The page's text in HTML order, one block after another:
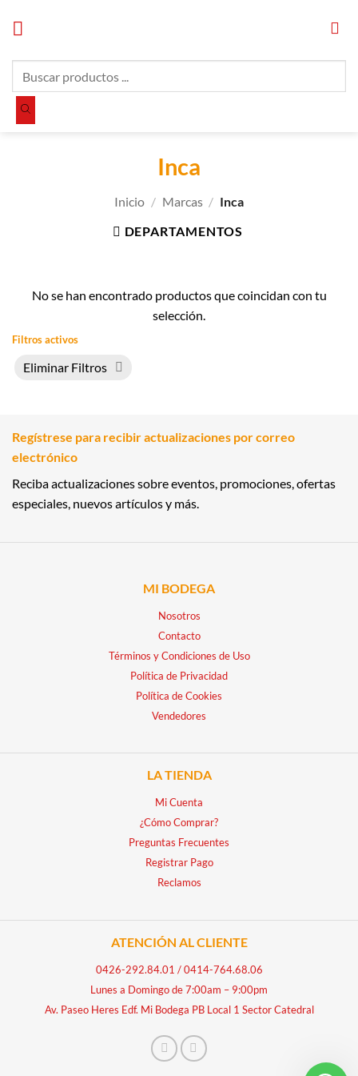
productos
Inca
Inicio / Marcas / Inca
DEPARTAMENTOS
No se han encontrado productos que coincidan con tu
selección.
Filtros activos
Eliminar Filtros
Regístrese para recibir actualizaciones por correo
electrónico
Reciba actualizaciones sobre eventos, promociones, ofertas
especiales, nuevos artículos y más.
MI BODEGA
Nosotros
Contacto
Términos y Condiciones de Uso
Política de Privacidad
Política de Cookies
Vendedores
LA TIENDA
Mi Cuenta
¿Cómo Comprar?
Preguntas Frecuentes
Registrar Pago
Reclamos
ATENCIÓN AL CLIENTE
0426-292.84.01 /0414-764.68.06
Lunes a Domingo de 7:00am – 9:00pm
Av. Paseo Heres Edf. Mi Bodega PB Local 1 Sector Catedral